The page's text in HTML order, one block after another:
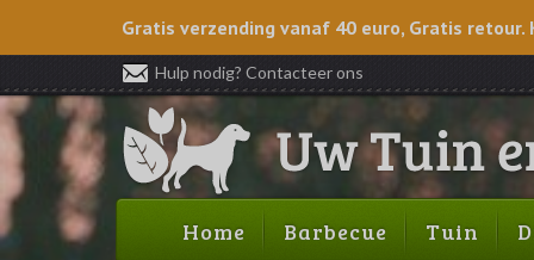
Gratis verzending vanaf 40 euro, Gratis retour.
Hulp nodig? Contacteer ons
Home Barbecue Tuin